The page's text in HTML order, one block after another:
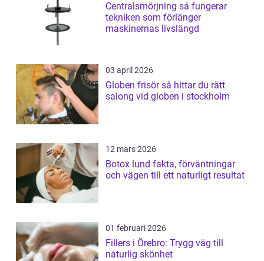
Centralsmörjning så fungerar
tekniken som förlänger
maskinernas livslängd
03 april 2026
Globen frisör så hittar du rätt
salong vid globen i stockholm
12 mars 2026
Botox lund fakta, förväntningar
och vägen till ett naturligt resultat
01 februari 2026
Fillers i Örebro: Trygg väg till
naturlig skönhet